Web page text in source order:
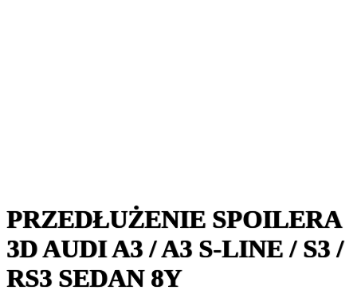
PRZEDŁUŻENIE SPOILERA
3D AUDI A3 / A3 S-LINE / S3 /
RS3 SEDAN 8Y